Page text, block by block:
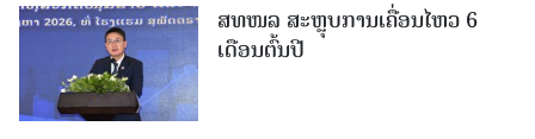
ສທໜລ ສະຫຼຸບການເຄື່ອນໄຫວ 6
ເດືອນຕົ້ນປີ